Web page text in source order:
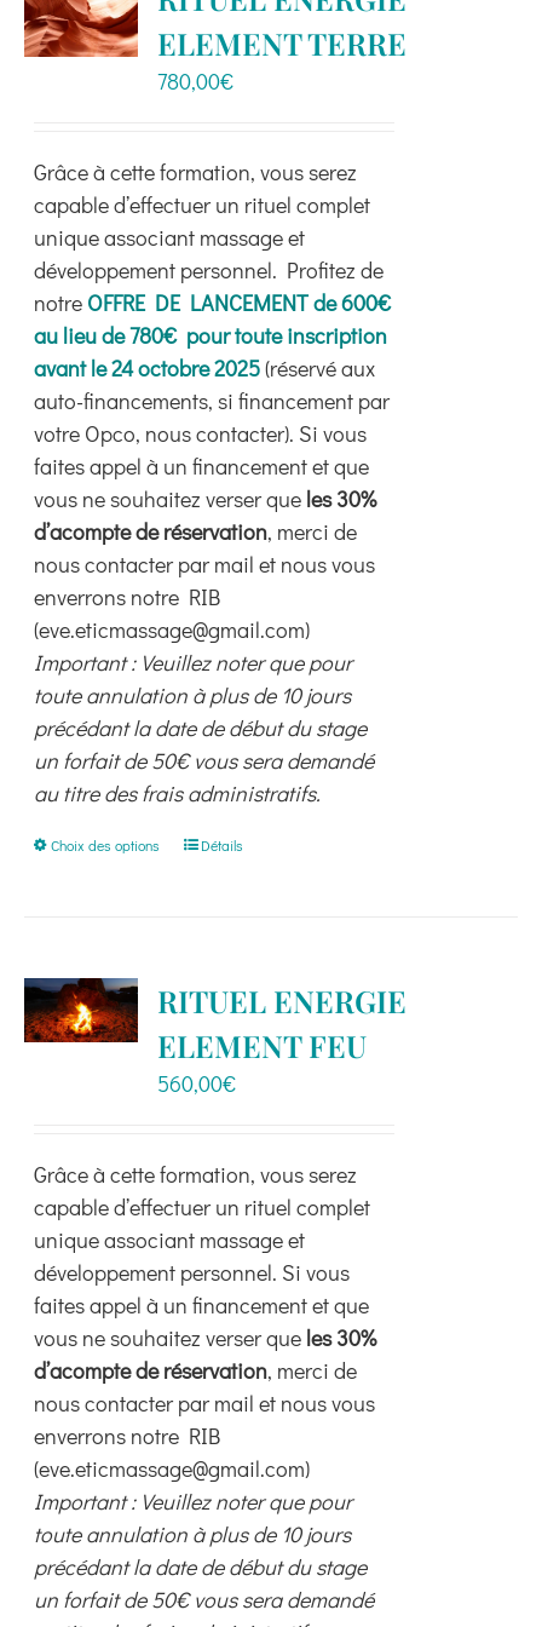
Boutique
Contact
ELEMENT TERRE
780,00€
Grâce à cette formation, vous serez
capable d’effectuer un rituel complet
unique associant massage et
développement personnel. Profitez de
notre OFFRE DE LANCEMENT de 600€
au lieu de 780€ pour toute inscription
avant le 24 octobre 2025(réservé aux
auto-financements, si financement par
votre Opco, nous contacter). Si vous
faites appel à un financement et que
vous ne souhaitez verser que les 30%
d’acompte de réservation, merci de
nous contacter par mail et nous vous
enverrons notre RIB
(eve.eticmassage@gmail.com)
Important : Veuillez noter que pour
toute annulation à plus de 10 jours
précédant la date de début du stage
un forfait de 50€ vous sera demandé
au titre des frais administratifs.
Choix des options
Ce
Les
options
peuvent
sur
la
page
du
produit
Détails
RITUEL ENERGIE
ELEMENT FEU
560,00€
Grâce à cette formation, vous serez
capable d’effectuer un rituel complet
unique associant massage et
développement personnel. Si vous
faites appel à un financement et que
vous ne souhaitez verser que les 30%
d’acompte de réservation, merci de
nous contacter par mail et nous vous
enverrons notre RIB
(eve.eticmassage@gmail.com)
Important : Veuillez noter que pour
toute annulation à plus de 10 jours
précédant la date de début du stage
un forfait de 50€ vous sera demandé